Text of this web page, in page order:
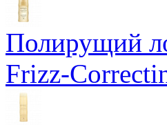
Полирущий
Frizz-